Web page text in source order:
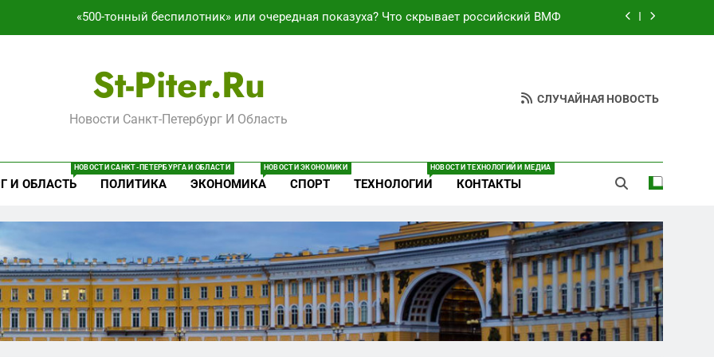
«500-тонный беспилотник» или очередная показуха? Что скрывает российский ВМФ
Что происходит в калининградском анклаве: военные изымают спирт «для защиты Отечества»
Перезагрузка в Удмуртии: Отставка Бречалова как результат управленческих провалов и
Зачистка неба: Силовой передел авиаотрасли
St-Piter.ru
Новости Санкт-Петербург И Область
СЛУЧАЙНАЯ НОВОСТЬ
И ОБЛАСТЬ
НОВОСТИ САНКТ-ПЕТЕРБУРГА И ОБЛАСТИ
ПОЛИТИКА ЭКОНОМИКА
НОВОСТИ ЭКОНОМИКИ
СПОРТ ТЕХНОЛОГИИ
НОВОСТИ ТЕХНОЛОГИЙ И МЕДИА
КОНТАКТЫ